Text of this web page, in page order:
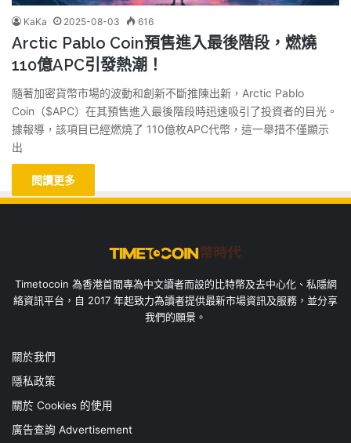
KaKa 2025-08-03 616
Arctic Pablo Coin預售進入最後階段，燃燒
110億APC引發熱潮！
隨著加密貨幣市場的波動和創新不斷推陳出新，Arctic Pablo
Coin（$APC）在其預售進入最後階段時迅速吸引了投資者的目光。
據報導，該項目已經燃燒了 110億枚APC代幣，這一舉措不僅顯示
出
閱讀更多
Timetocoin 為香港首間專為中文讀者而設的比特幣及去中心化、私隱網
絡資訊平台，自 2017 年起致力為讀者提供最新市場資訊及服務，並分享
我們的願景。
關於我們
隱私政策
關於 Cookies 的使用
廣告查詢 Advertisement